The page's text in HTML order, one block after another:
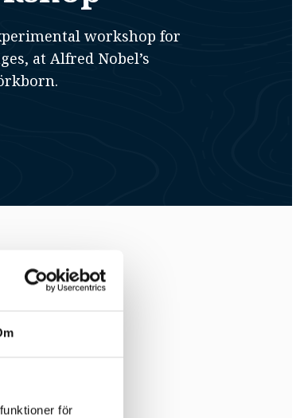
för
workshop for
at Alfred Nobel’s